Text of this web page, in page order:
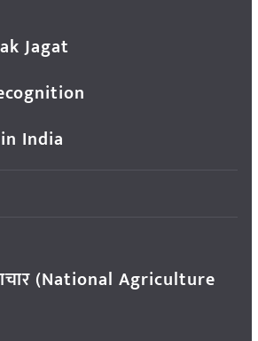
Jagat
India
(National Agriculture